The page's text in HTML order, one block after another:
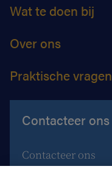
Wat te doen bij
Over ons
Praktische vragen
Contacteer ons
Contacteer ons